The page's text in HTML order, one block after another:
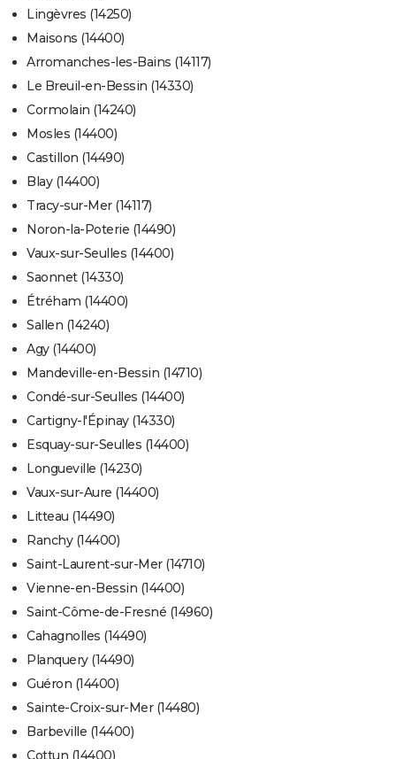
Lingèvres (14250)
Maisons (14400)
Arromanches-les-Bains (14117)
Le Breuil-en-Bessin (14330)
Cormolain (14240)
Mosles (14400)
Castillon (14490)
Blay (14400)
Tracy-sur-Mer (14117)
Noron-la-Poterie (14490)
Vaux-sur-Seulles (14400)
Saonnet (14330)
Étréham (14400)
Sallen (14240)
Agy (14400)
Mandeville-en-Bessin (14710)
Condé-sur-Seulles (14400)
Cartigny-l'Épinay (14330)
Esquay-sur-Seulles (14400)
Longueville (14230)
Vaux-sur-Aure (14400)
Litteau (14490)
Ranchy (14400)
Saint-Laurent-sur-Mer (14710)
Vienne-en-Bessin (14400)
Saint-Côme-de-Fresné (14960)
Cahagnolles (14490)
Planquery (14490)
Guéron (14400)
Sainte-Croix-sur-Mer (14480)
Barbeville (14400)
Cottun (14400)